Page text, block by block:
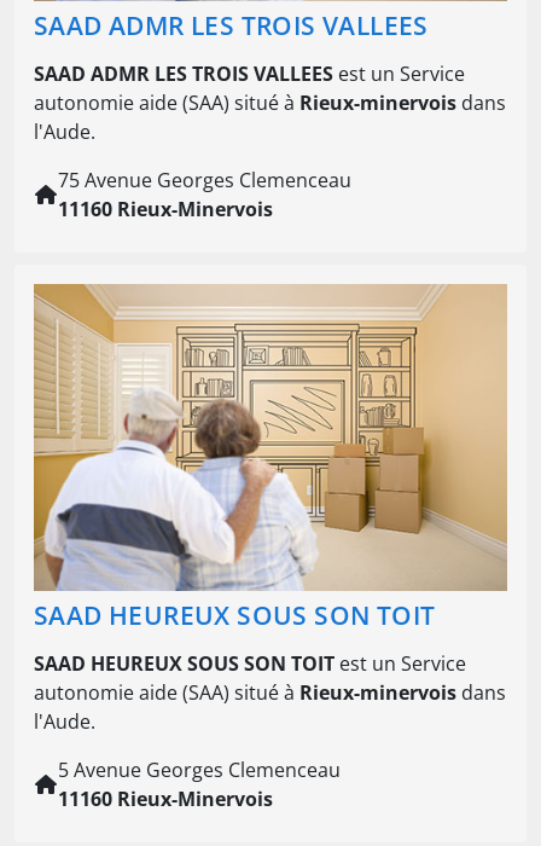
SAAD ADMR LES TROIS VALLEES
SAAD ADMR LES TROIS VALLEES est un Service
autonomie aide (SAA) situé à Rieux-minervois dans
l'Aude.
75 Avenue Georges Clemenceau
11160 Rieux-Minervois
SAAD HEUREUX SOUS SON TOIT
SAAD HEUREUX SOUS SON TOIT est un Service
autonomie aide (SAA) situé à Rieux-minervois dans
l'Aude.
5 Avenue Georges Clemenceau
11160 Rieux-Minervois